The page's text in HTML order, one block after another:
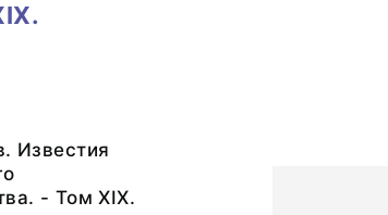
Известия
- Том XIX.